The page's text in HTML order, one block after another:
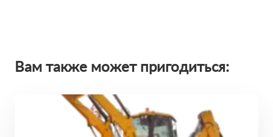
Вам также может пригодиться: